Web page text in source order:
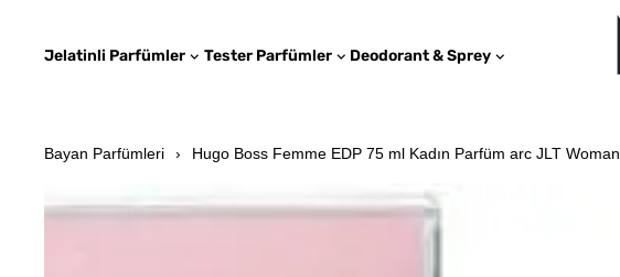
Jelatinli Parfümler Tester Parfümler Deodorant & Sprey
Bayan Parfümleri Hugo Boss Femme EDP 75 ml Kadın Parfüm arc JLT Woman